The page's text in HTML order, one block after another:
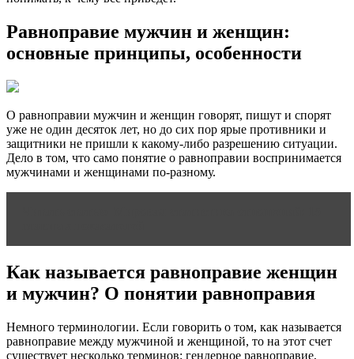
Равноправие мужчин и женщин:
основные принципы, особенности
О равноправии мужчин и женщин говорят, пишут и спорят
уже не один десяток лет, но до сих пор ярые противники и
защитники не пришли к какому-либо разрешению ситуации.
Дело в том, что само понятие о равноправии воспринимается
мужчинами и женщинами по-разному.
Как называется равноправие женщин
и мужчин? О понятии равноправия
Немного терминологии. Если говорить о том, как называется
равноправие между мужчиной и женщиной, то на этот счет
существует несколько терминов: гендерное равноправие,